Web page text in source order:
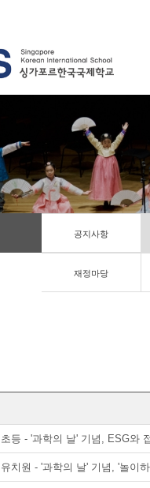
공지사항
재정마당
초등 - '과학의 날' 기념, ESG와
유치원 - '과학의 날' 기념, '놀이